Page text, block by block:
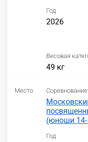
Год
2026
Весовая
49 кг
Место Соревнование
(юноши 14-
Год